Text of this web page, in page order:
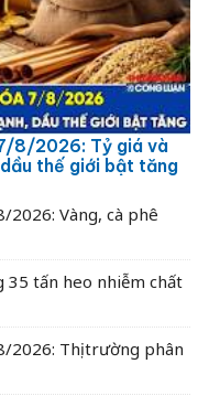
8/2026: Tỷ giá và
thế giới bật tăng
2026: Vàng, cà phê
35 tấn heo nhiễm chất
2026: Thị trường phân